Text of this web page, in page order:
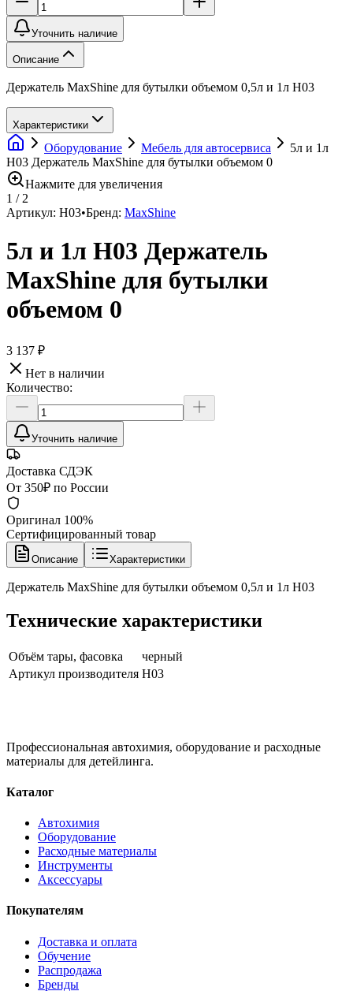
Уточнить наличие
Описание
Держатель MaxShine для бутылки объемом 0,5л и 1л H03
Характеристики
Оборудование Мебель для автосервиса
5л и 1л
H03 Держатель MaxShine для бутылки объемом 0
Нажмите для увеличения
1 / 2
Артикул: H03•Бренд: MaxShine
5л и 1л H03 Держатель
MaxShine для бутылки
объемом 0
3 137 ₽
Нет в наличии
Количество:
Уточнить наличие
Доставка СДЭК
От 350₽ по России
Оригинал 100%
Сертифицированный товар
Описание Характеристики
Держатель MaxShine для бутылки объемом 0,5л и 1л H03
Технические характеристики
Объём тары, фасовка
черный
Артикул производителя H03
Профессиональная автохимия, оборудование и расходные
материалы для детейлинга.
Каталог
Автохимия
Оборудование
Расходные материалы
Инструменты
Аксессуары
Покупателям
Доставка и оплата
Обучение
Распродажа
Бренды